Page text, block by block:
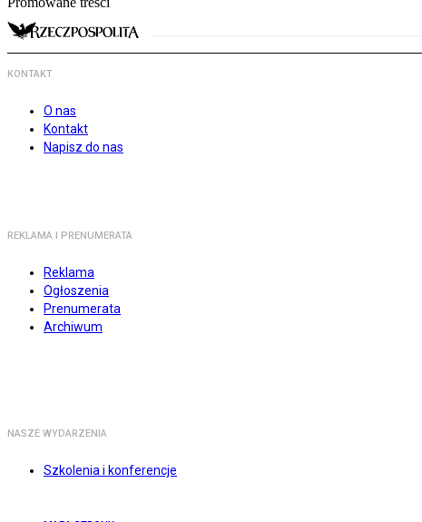
KONTAKT
O nas
Kontakt
Napisz do nas
REKLAMA I PRENUMERATA
Reklama
Ogłoszenia
Prenumerata
Archiwum
NASZE WYDARZENIA
Szkolenia i konferencje